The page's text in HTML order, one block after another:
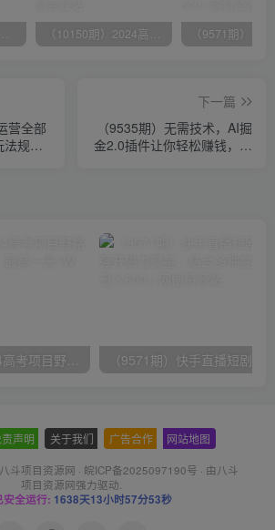
八斗项目资源网 全网正品VIP课程 无损下载~ （10150期）2024高考项目野路子玩法，无限裂变，最高一天1W＋！
营全部
法规
下一篇
（9535期）无需技术，AI掘
金2.0插件让你轻松赚钱，短
（10150期）2024高考项目野路子玩法，无限裂变，最高一天1W＋！
声明 关于我们 广告合作 网站地图
八斗项目资源网 · 皖ICP备2025097190号 · 由八斗
项目资源网强力驱动.
安全运行: 1638天13小时57分54秒